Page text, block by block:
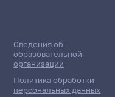
Сведения об
образовательной
организации
Политика обработки
персональных данных